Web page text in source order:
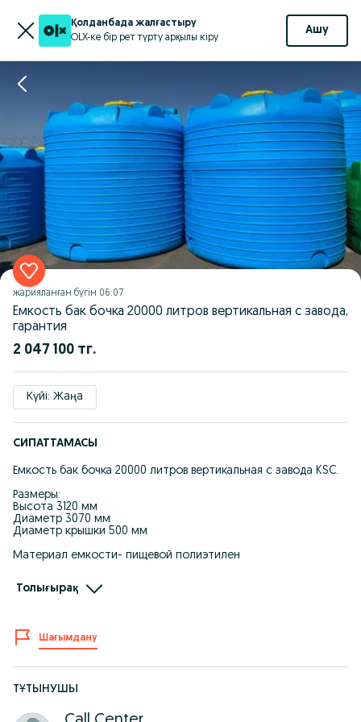
Қолданбада жалғастыру
OLX-ке бір рет түрту арқылы кіру
Ашу
жарияланған бүгін 06:07
Емкость бак бочка 20000 литров вертикальная с завода,
гарантия
2 047 100 тг.
Күйі: Жаңа
СИПАТТАМАСЫ
Емкость бак бочка 20000 литров вертикальная с завода KSC.
Размеры:
Высота 3120 мм
Диаметр 3070 мм
Диаметр крышки 500 мм
Материал емкости- пищевой полиэтилен
Производство Казахстан
ЕМКОСТИ ПИЩЕВЫЕ ТОЛЩИНА ОТ 1 СМ И ВЫШЕ
Рабочая температура от -40С до +60С
Преимущества:
Толығырақ
Шағымдану
ТҰТЫНУШЫ